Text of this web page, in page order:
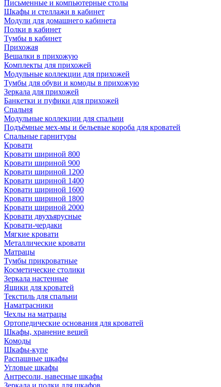
Письменные и компьютерные столы
Шкафы и стеллажи в кабинет
Модули для домашнего кабинета
Полки в кабинет
Тумбы в кабинет
Прихожая
Вешалки в прихожую
Комплекты для прихожей
Модульные коллекции для прихожей
Тумбы для обуви и комоды в прихожую
Зеркала для прихожей
Банкетки и пуфики для прихожей
Спальня
Модульные коллекции для спальни
Подъёмные мех-мы и бельевые короба для кроватей
Спальные гарнитуры
Кровати
Кровати шириной 800
Кровати шириной 900
Кровати шириной 1200
Кровати шириной 1400
Кровати шириной 1600
Кровати шириной 1800
Кровати шириной 2000
Кровати двухъярусные
Кровати-чердаки
Мягкие кровати
Металлические кровати
Матрацы
Тумбы прикроватные
Косметические столики
Зеркала настенные
Ящики для кроватей
Текстиль для спальни
Наматрасники
Чехлы на матрацы
Ортопедические основания для кроватей
Шкафы, хранение вещей
Комоды
Шкафы-купе
Распашные шкафы
Угловые шкафы
Антресоли, навесные шкафы
Зеркала и полки для шкафов